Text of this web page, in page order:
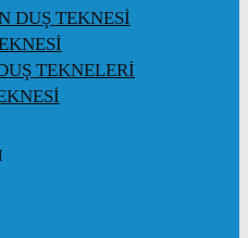
DUŞ TEKNESİ
TEKNELERİ